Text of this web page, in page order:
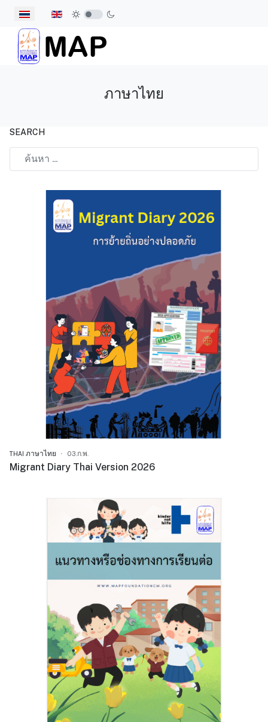
เลือกภาษาของคุณ
ภาษาไทย
SEARCH
THAI ภาษาไทย 03.ก.พ.
Migrant Diary Thai Version 2026